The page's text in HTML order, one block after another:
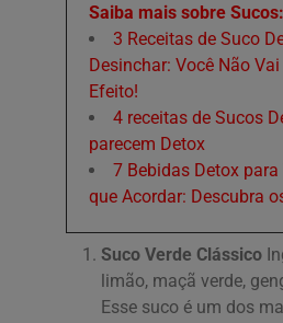
Saiba mais sobre Sucos:
3 Receitas de Suco
Desinchar: Você Não
Efeito!
4 receitas de Sucos
parecem Detox
7 Bebidas Detox
que Acordar: Descubra
Suco Verde Clássico
limão, maçã verde,
Esse suco é um dos